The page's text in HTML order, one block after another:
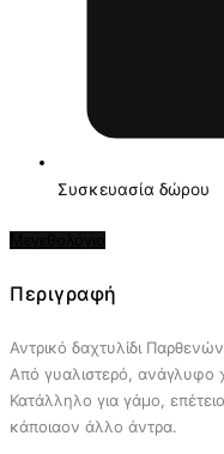
Συσκευασία δώρου
Περιγραφή
Αντρικό δαχτυλίδι
Από γυαλιστερό, ανάγλυφο
Κατάλληλο για γάμο,
κάποιαον άλλο άντρα.